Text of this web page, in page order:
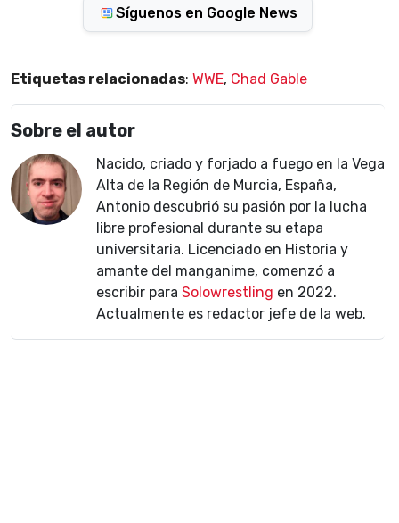
Síguenos en Google News
Etiquetas relacionadas: WWE, Chad Gable
Sobre el autor
Nacido, criado y forjado a fuego en la Vega
Alta de la Región de Murcia, España,
Antonio descubrió su pasión por la lucha
libre profesional durante su etapa
universitaria. Licenciado en Historia y
amante del manganime, comenzó a
escribir para Solowrestling en 2022.
Actualmente es redactor jefe de la web.